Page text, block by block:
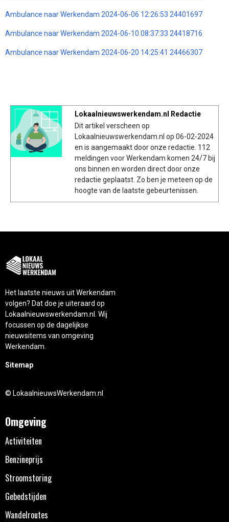
Ambulance naar Werkendam 2024-06-06 12:26:53 24401697
Ambulance naar Werkendam 2024-06-10 08:37:33 24418716
Ambulance naar Werkendam 2024-06-20 14:25:41 24466307
Lokaalnieuwswerkendam.nl Redactie
Dit artikel verscheen op
Lokaalnieuwswerkendam.nl op 06-02-2024
en is aangemaakt door onze redactie. 112
meldingen voor Werkendam komen 24/7 bij
ons binnen en worden direct door onze
redactie geplaatst. Zo ben je meteen op de
hoogte van de laatste gebeurtenissen.
Het laatste nieuws uit Werkendam
volgen? Dat doe je uiteraard op
Lokaalnieuwswerkendam.nl. Wij
focussen op de dagelijkse
nieuwsitems van omgeving
Werkendam.
Sitemap
© LokaalnieuwsWerkendam.nl
Omgeving
Activiteiten
Benzineprijs
Stroomstoring
Gebedstijden
Wandelroutes